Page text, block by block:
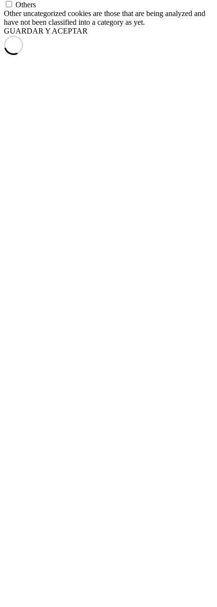
Others
Other uncategorized cookies are those that are being analyzed and
have not been classified into a category as yet.
GUARDAR Y ACEPTAR